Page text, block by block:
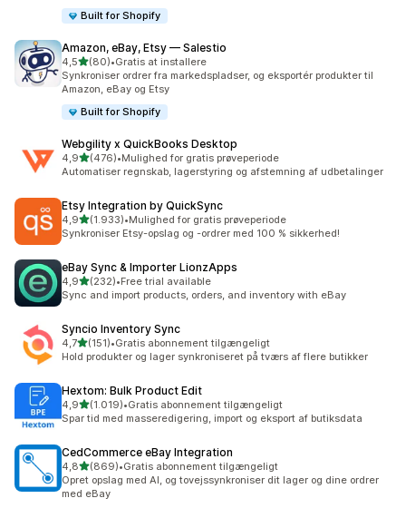
Built for Shopify
Amazon, eBay, Etsy — Salestio
4,5ud af 5 stjerner
(80)
80 anmeldelser i alt
•Gratis at installere
Synkroniser ordrer fra markedspladser, og eksportér produkter til
Amazon, eBay og Etsy
Built for Shopify
Webgility x QuickBooks Desktop
4,9ud af 5 stjerner
(476)
476 anmeldelser i alt
•Mulighed for gratis prøveperiode
Automatiser regnskab, lagerstyring og afstemning af udbetalinger
Etsy Integration by QuickSync
4,9ud af 5 stjerner
(1.933)
1933 anmeldelser i alt
•Mulighed for gratis prøveperiode
Synkroniser Etsy-opslag og -ordrer med 100 % sikkerhed!
eBay Sync & Importer LionzApps
4,9ud af 5 stjerner
(232)
232 anmeldelser i alt
•Free trial available
Sync and import products, orders, and inventory with eBay
Syncio Inventory Sync
4,7ud af 5 stjerner
(151)
151 anmeldelser i alt
•Gratis abonnement tilgængeligt
Hold produkter og lager synkroniseret på tværs af flere butikker
Hextom: Bulk Product Edit
4,9ud af 5 stjerner
(1.019)
1019 anmeldelser i alt
•Gratis abonnement tilgængeligt
Spar tid med masseredigering, import og eksport af butiksdata
CedCommerce eBay Integration
4,8ud af 5 stjerner
(869)
869 anmeldelser i alt
•Gratis abonnement tilgængeligt
Opret opslag med AI, og tovejssynkroniser dit lager og dine ordrer
med eBay